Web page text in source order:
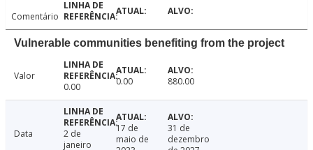
Comentário
Vulnerable communities benefiting from the project
Valor
0.00
0.00 880.00
Data
2 de
janeiro
17 de
maio de
31 de
dezembro